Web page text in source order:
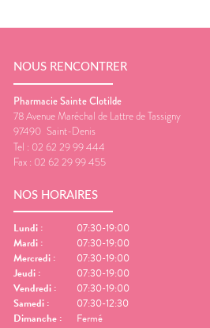
NOUS RENCONTRER
Pharmacie Sainte Clotilde
78 Avenue Maréchal de Lattre de Tassigny
97490 Saint-Denis
Tel : 02 62 29 99 444
Fax : 02 62 29 99 455
NOS HORAIRES
Lundi :
07:30-19:00
Mardi :
07:30-19:00
Mercredi :
07:30-19:00
Jeudi :
07:30-19:00
Vendredi :
07:30-19:00
Samedi :
07:30-12:30
Dimanche : Fermé